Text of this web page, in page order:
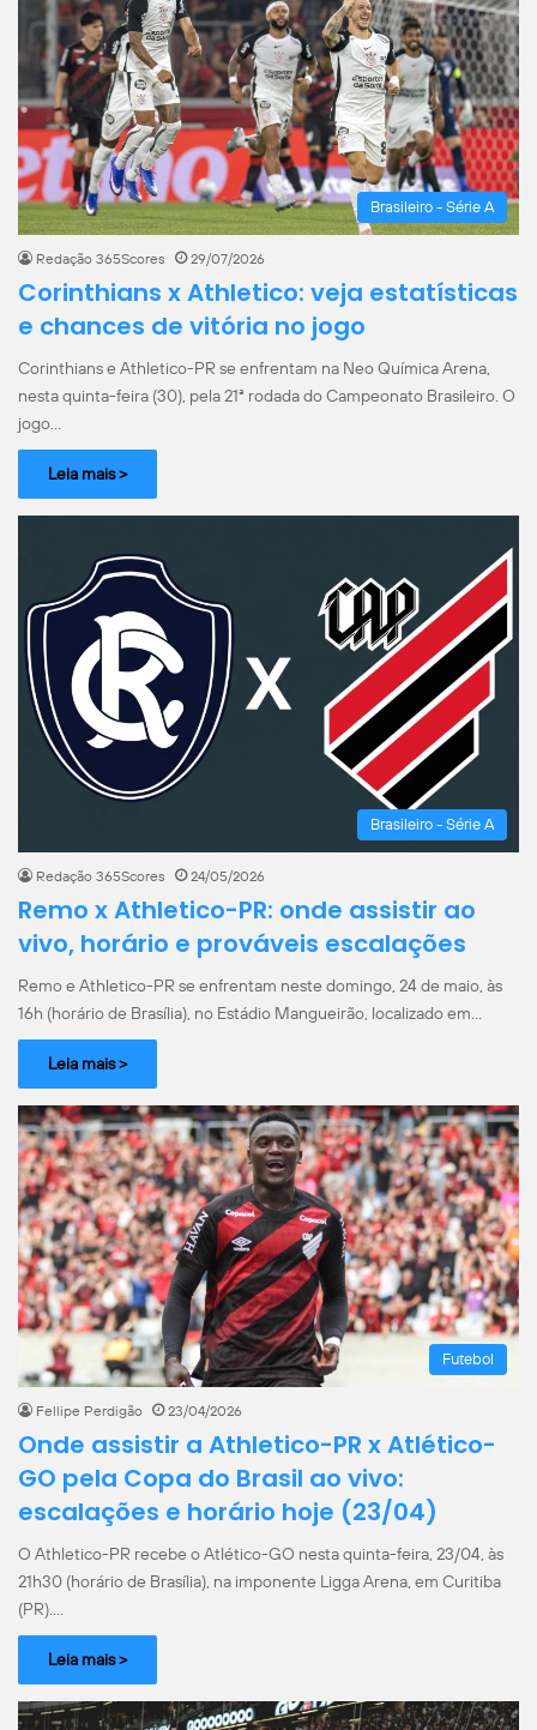
Brasileiro - Série A
Redação 365Scores 29/07/2026
Corinthians x Athletico: veja estatísticas
e chances de vitória no jogo
Corinthians e Athletico-PR se enfrentam na Neo Química Arena,
nesta quinta-feira (30), pela 21ª rodada do Campeonato Brasileiro. O
jogo…
Leia mais >
Brasileiro - Série A
Redação 365Scores 24/05/2026
Remo x Athletico-PR: onde assistir ao
vivo, horário e prováveis escalações
Remo e Athletico-PR se enfrentam neste domingo, 24 de maio, às
16h (horário de Brasília), no Estádio Mangueirão, localizado em…
Leia mais >
Futebol
Fellipe Perdigão 23/04/2026
Onde assistir a Athletico-PR x Atlético-
GO pela Copa do Brasil ao vivo:
escalações e horário hoje (23/04)
O Athletico-PR recebe o Atlético-GO nesta quinta-feira, 23/04, às
21h30 (horário de Brasília), na imponente Ligga Arena, em Curitiba
(PR).…
Leia mais >